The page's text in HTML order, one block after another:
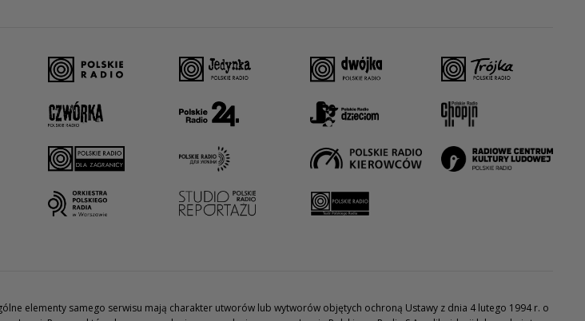
elementy samego serwisu mają charakter utworów lub wytworów objętych ochroną Ustawy z dnia 4 lutego 1994 r. o